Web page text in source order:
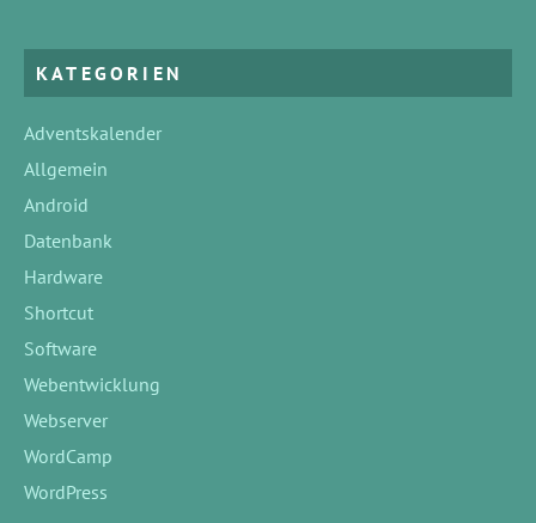
KATEGORIEN
Adventskalender
Allgemein
Android
Datenbank
Hardware
Shortcut
Software
Webentwicklung
Webserver
WordCamp
WordPress